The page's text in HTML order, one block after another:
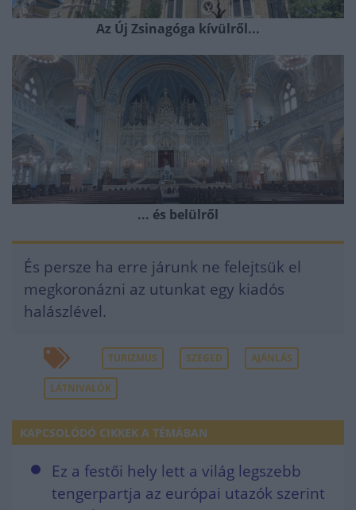
Az Új Zsinagóga kívülről...
... és belülről
És persze ha erre járunk ne felejtsük el
megkoronázni az utunkat egy kiadós
halászlével.
TURIZMUS SZEGED AJÁNLÁS
LÁTNIVALÓK
KAPCSOLÓDÓ CIKKEK A TÉMÁBAN
Ez a festői hely lett a világ legszebb
tengerpartja az európai utazók szerint